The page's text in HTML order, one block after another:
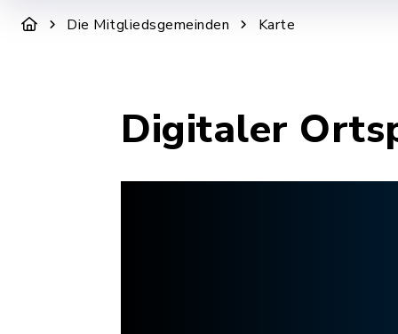
Die Mitgliedsgemeinden Karte
Digitaler